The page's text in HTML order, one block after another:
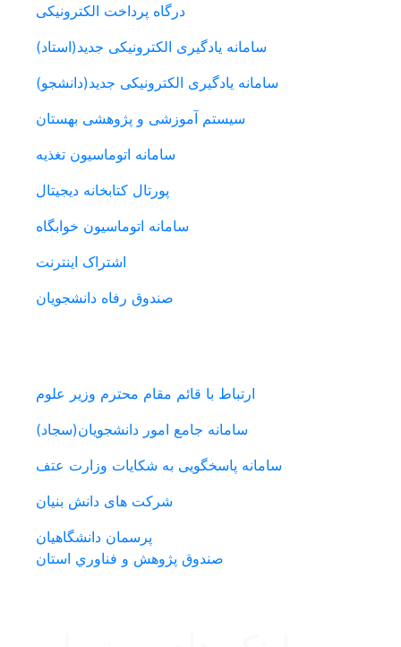
درگاه پرداخت الکترونیکی
سامانه یادگیری الکترونیکی جدید(استاد)
سامانه یادگیری الکترونیکی جدید(دانشجو)
سیستم آموزشی و پژوهشی بهستان
سامانه اتوماسیون تغذیه
پورتال کتابخانه دیجیتال
سامانه اتوماسیون خوابگاه
اشتراک اینترنت
صندوق رفاه دانشجویان
ارتباط با قائم مقام محترم وزیر علوم
سامانه جامع امور دانشجویان(سجاد)
سامانه پاسخگویی به شکایات وزارت عتف
شرکت های دانش بنیان
پرسمان دانشگاهیان
صندوق پژوهش و فناوري استان